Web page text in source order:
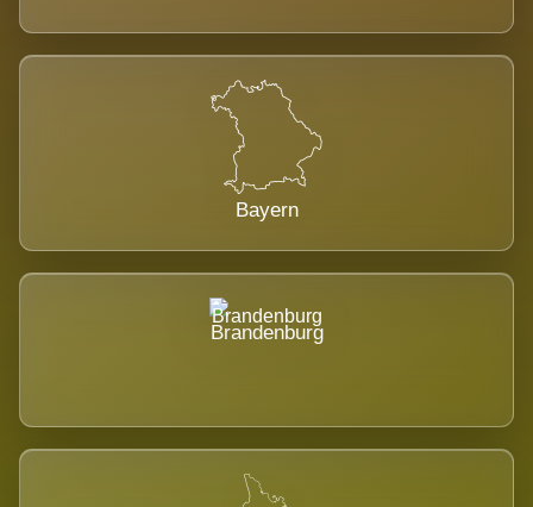
Bayern
Brandenburg